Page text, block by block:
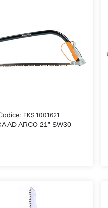
FKS 1001621
AD ARCO 21” SW30